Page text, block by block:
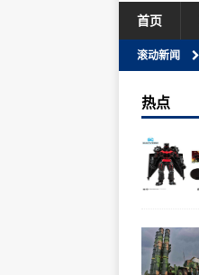
首页
滚动新闻
热点